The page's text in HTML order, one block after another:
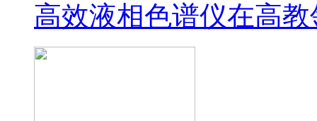
高效液相色谱仪在高